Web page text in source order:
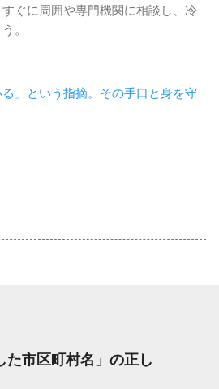
ぐに周囲や専門機関に相談し、冷
。
」という指摘。その手口と身を守
た市区町村名」の正し